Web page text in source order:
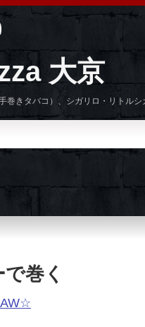
大京
巻きタバコ）、シガリロ・リトル
巻く